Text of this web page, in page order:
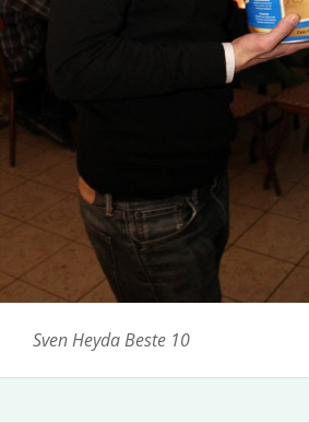
Sven Heyda Beste 10